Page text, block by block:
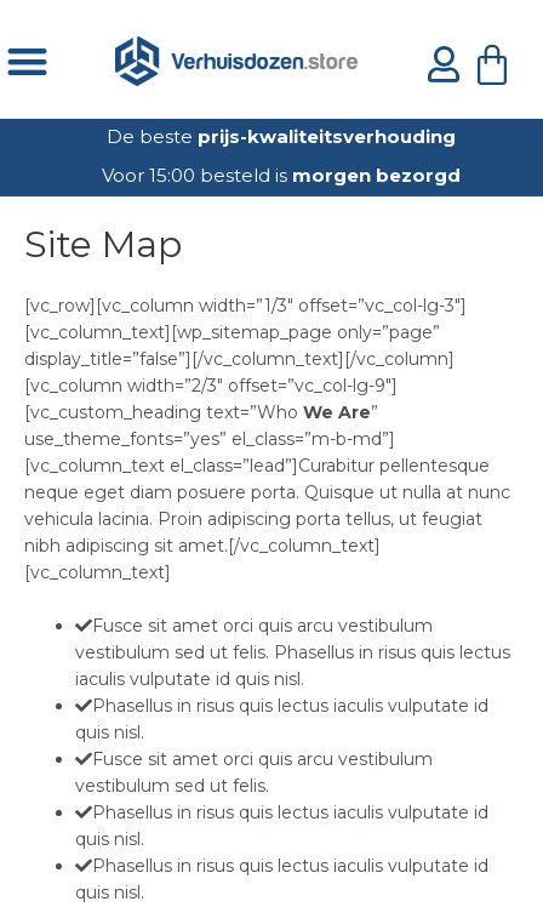
de
De beste prijs-kwaliteitsverhouding
Voor 15:00 besteld is morgen bezorgd
Site Map
[vc_row][vc_column width=”1/3″ offset=”vc_col-lg-3″]
[vc_column_text][wp_sitemap_page only=”page”
display_title=”false”][/vc_column_text][/vc_column]
[vc_column width=”2/3″ offset=”vc_col-lg-9″]
[vc_custom_heading text=”Who We Are”
use_theme_fonts=”yes” el_class=”m-b-md”]
[vc_column_text el_class=”lead”]Curabitur pellentesque
neque eget diam posuere porta. Quisque ut nulla at nunc
vehicula lacinia. Proin adipiscing porta tellus, ut feugiat
nibh adipiscing sit amet.[/vc_column_text]
[vc_column_text]
Fusce sit amet orci quis arcu vestibulum
vestibulum sed ut felis. Phasellus in risus quis lectus
iaculis vulputate id quis nisl.
Phasellus in risus quis lectus iaculis vulputate id
quis nisl.
Fusce sit amet orci quis arcu vestibulum
vestibulum sed ut felis.
Phasellus in risus quis lectus iaculis vulputate id
quis nisl.
Phasellus in risus quis lectus iaculis vulputate id
quis nisl.